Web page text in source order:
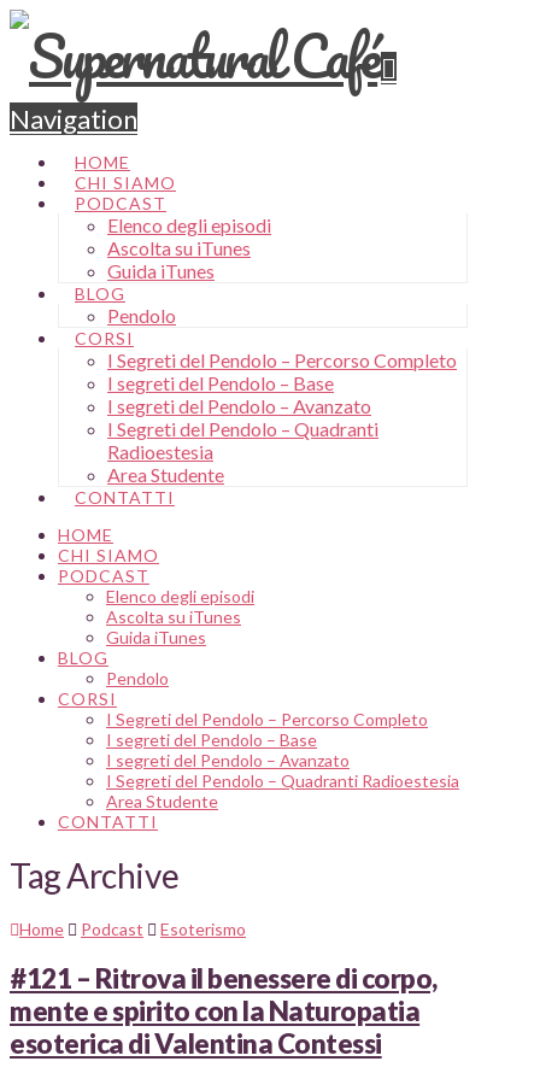
Navigation
HOME
CHI SIAMO
PODCAST
Elenco degli episodi
Ascolta su iTunes
Guida iTunes
BLOG
Pendolo
CORSI
I Segreti del Pendolo – Percorso Completo
I segreti del Pendolo – Base
I segreti del Pendolo – Avanzato
I Segreti del Pendolo – Quadranti
Radioestesia
Area Studente
CONTATTI
HOME
CHI SIAMO
PODCAST
Elenco degli episodi
Ascolta su iTunes
Guida iTunes
BLOG
Pendolo
CORSI
I Segreti del Pendolo – Percorso Completo
I segreti del Pendolo – Base
I segreti del Pendolo – Avanzato
I Segreti del Pendolo – Quadranti Radioestesia
Area Studente
CONTATTI
Tag Archive
Home Podcast Esoterismo
#121 – Ritrova il benessere di corpo,
mente e spirito con la Naturopatia
esoterica di Valentina Contessi